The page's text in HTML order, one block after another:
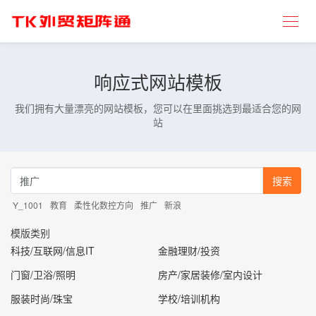
响应式网站模板
我们拥有大量漂亮的网站模板，您可以在里面挑选到最适合您的网
站
搜索
Y_1001 教育 柔性化数控方向 推广 新浪
模版类别
科技/互联网/信息IT
金融理财/投资
门窗/卫浴/照明
房产/家居装修/室内设计
服装时尚/珠宝
学校/培训机构